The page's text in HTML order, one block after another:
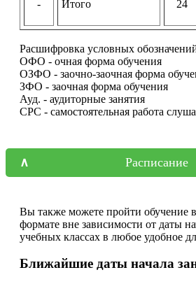
- Итого 24
Расшифровка условных
ОФО - очная форма обучения
ОЗФО - заочно-заочная форма
ЗФО - заочная форма обучения
Ауд. - аудиторные занятия
СРС - самостоятельная работа
Расписание
Вы также можете пройти обучение
формате вне зависимости от даты
учебных классах в любое удобное
Ближайшие даты начала